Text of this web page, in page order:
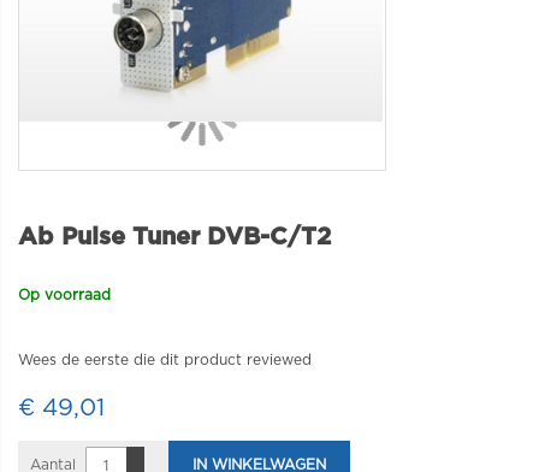
Ab Pulse Tuner DVB-C/T2
Op voorraad
Wees de eerste die dit product reviewed
€ 49,01
Aantal IN WINKELWAGEN